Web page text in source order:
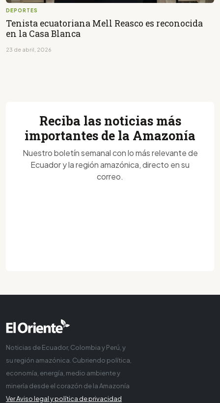
DEPORTES
Tenista ecuatoriana Mell Reasco es reconocida
en la Casa Blanca
23 de abril, 2026
Reciba las noticias más
importantes de la Amazonía
Nuestro boletín semanal con lo más relevante de
Ecuador y la región amazónica, directo en su
correo.
Noticias de Ecuador, Colombia y Perú, y
su región amazónica. Cubriendo política,
economía, energía, medio ambiente y
minería desde el corazón de la Amazonía
Ver Aviso legal y política de privacidad